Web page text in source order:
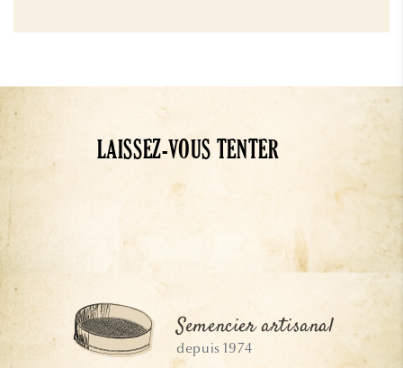
LAISSEZ-VOUS TENTER
Semencier artisanal
depuis 1974